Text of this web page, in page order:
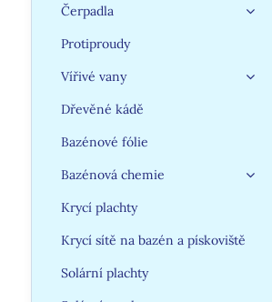
Čerpadla
Protiproudy
Vířivé vany
Dřevěné kádě
Bazénové fólie
Bazénová chemie
Krycí plachty
Krycí sítě na bazén a pískoviště
Solární plachty